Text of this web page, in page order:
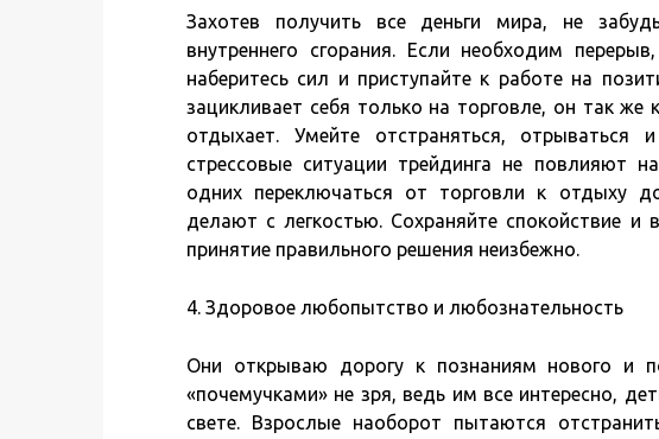
Захотев получить все деньги мира, не
внутреннего сгорания. Если необходим
наберитесь сил и приступайте к работе на
зацикливает себя только на торговле, он так
отдыхает. Умейте отстраняться,
стрессовые ситуации трейдинга не повлияют
одних переключаться от торговли к отдыху
делают с легкостью. Сохраняйте спокойствие и
принятие правильного решения неизбежно.
4. Здоровое любопытство и любознательность
Они открываю дорогу к познаниям нового и
«почемучками» не зря, ведь им все интересно,
свете. Взрослые наоборот пытаются